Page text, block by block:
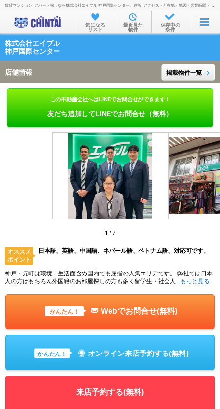
お部屋を探す
沿線・駅から
通勤通学時間から
物件特集から
TOP
賃貸マンション･アパート探しなら株式会社エイブル 神戸国際センター。住所･アクセス・所在地・地図・営業時間・定休日・電話番号などを掲載。
気になる
リスト
最近見た
物件
保存中の
条件
株式会社エイブル
神戸国際センター
店舗情報 掲載物件一覧
この不動産会社へはLINEでお問合せができます！
友だち追加してLINEでお問合せ（無料）
1 /7
オススメ
ポイント
日本語、英語、中国語、ネパール語、ベトナム語、対応可です。
神戸・元町は環境・生活面含め国内でも屈指の人気エリアです。 弊社では日本
人の方はもちろん外国籍のお部屋探しの方も多く留学生・社会人
...もっと見る
かんたん！ Webでお問合せ(無料)
かんたん！ オンライン来店予約する(無料)
来店予約する(無料)